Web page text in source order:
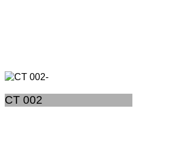
CT 002